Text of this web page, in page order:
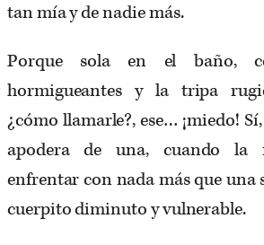
tan mía y de nadie más.
Porque sola en el baño,
hormigueantes y la tripa
¿cómo llamarle?, ese… ¡miedo!
apodera de una, cuando la
enfrentar con nada más que una
cuerpito diminuto y vulnerable.